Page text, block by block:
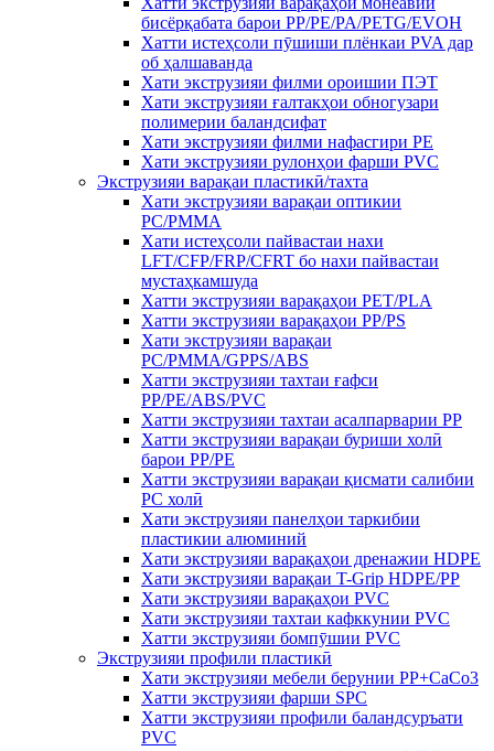
бисёрқабата барои PP/PE/PA/PETG/EVOH
Хатти истеҳсоли пӯшиши плёнкаи PVA дар
об ҳалшаванда
Хати экструзияи филми ороишии ПЭТ
Хати экструзияи ғалтакҳои обногузари
полимерии баландсифат
Хати экструзияи филми нафасгири PE
Хати экструзияи рулонҳои фарши PVC
Экструзияи варақаи пластикӣ/тахта
Хати экструзияи варақаи оптикии
PC/PMMA
Хати истеҳсоли пайвастаи нахи
LFT/CFP/FRP/CFRT бо нахи пайвастаи
мустаҳкамшуда
Хатти экструзияи варақаҳои PET/PLA
Хатти экструзияи варақаҳои PP/PS
Хати экструзияи варақаи
PC/PMMA/GPPS/ABS
Хатти экструзияи тахтаи ғафси
PP/PE/ABS/PVC
Хатти экструзияи тахтаи асалпарварии PP
Хатти экструзияи варақаи буриши холӣ
барои PP/PE
Хатти экструзияи варақаи қисмати салибии
PC холӣ
Хати экструзияи панелҳои таркибии
пластикии алюминий
Хати экструзияи варақаҳои дренажии HDPE
Хати экструзияи варақаи T-Grip HDPE/PP
Хати экструзияи варақаҳои PVC
Хати экструзияи тахтаи кафккунии PVC
Хатти экструзияи бомпӯшии PVC
Экструзияи профили пластикӣ
Хати экструзияи мебели берунии PP+CaCo3
Хатти экструзияи фарши SPC
Хатти экструзияи профили баландсуръати
PVC